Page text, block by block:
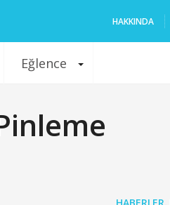
HAKKINDA
Eğlence